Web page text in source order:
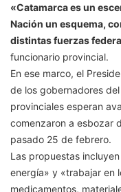
«Catamarca es un
Nación un esquema,
distintas fuerzas
funcionario provincial.
En ese marco, el
de los gobernadores
provinciales esperan
comenzaron a esbozar
pasado 25 de febrero.
Las propuestas
energía» y «trabajar en
medicamentos,